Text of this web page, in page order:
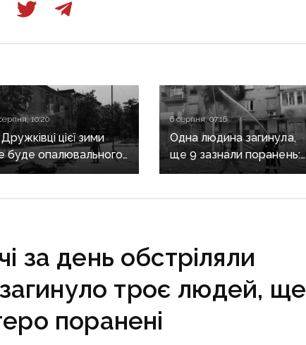
10:20
цієї зими
буде опалювального
фронт
6 серпня, 07:16
Одна людина загинула,
ще 9 зазнали поранень:
воєнні злочини
за день обстріляли
загинуло троє людей, ще
поранені